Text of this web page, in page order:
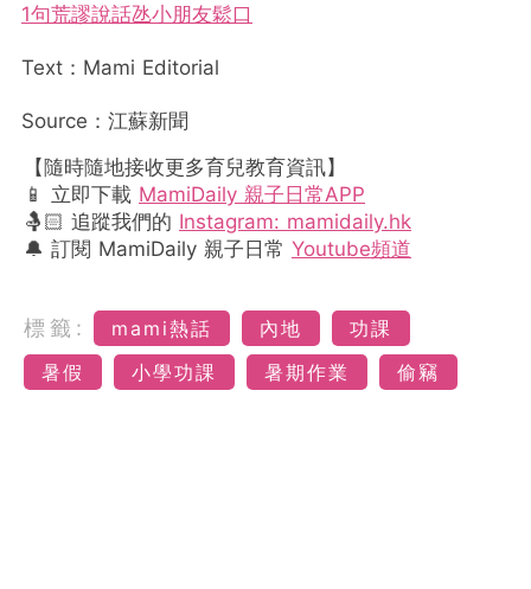
1句荒謬說話氹小朋友鬆口
Text：Mami Editorial
Source：江蘇新聞
【隨時隨地接收更多育兒教育資訊】
📱 立即下載 MamiDaily 親子日常APP
🤱🏻 追蹤我們的 Instagram: mamidaily.hk
🔔 訂閱 MamiDaily 親子日常 Youtube頻道
標籤: mami熱話 內地
功課
暑假
小學功課 暑期作業 偷竊